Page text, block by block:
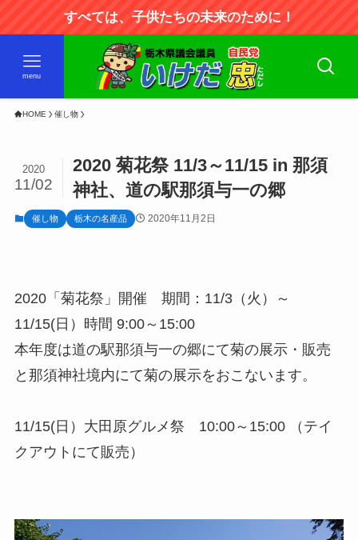
すべては、子供たちの未来のために！
menu
HOME 催し物
2020 菊花祭 11/3～11/15 in 那須
神社、道の駅那須与一の郷
2020
11/02
催し物 栃木の名産品 2020年11月2日
2020「菊花祭」開催 期間：11/3（火）～
11/15(日）時間 9:00～15:00
本年度は道の駅那須与一の郷にて菊の展示・販売
と那須神社境内にて菊の展示をおこないます。
11/15(日）大田原グルメ祭 10:00～15:00 （テイ
クアウトにて販売）